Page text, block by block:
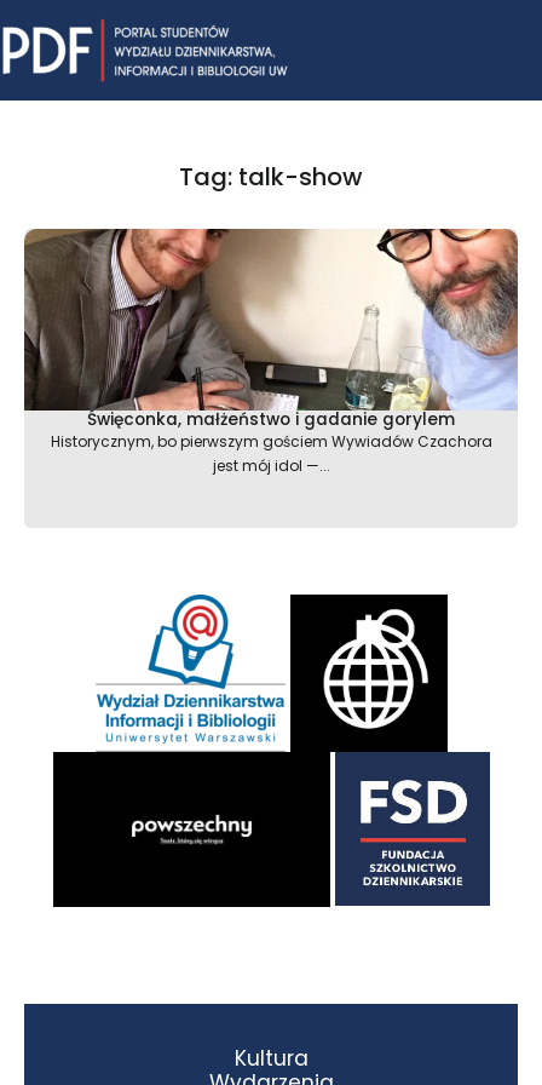
to
content
Tag: talk-show
Święconka, małżeństwo i gadanie gorylem
Historycznym, bo pierwszym gościem Wywiadów Czachora
jest mój idol —...
Kultura